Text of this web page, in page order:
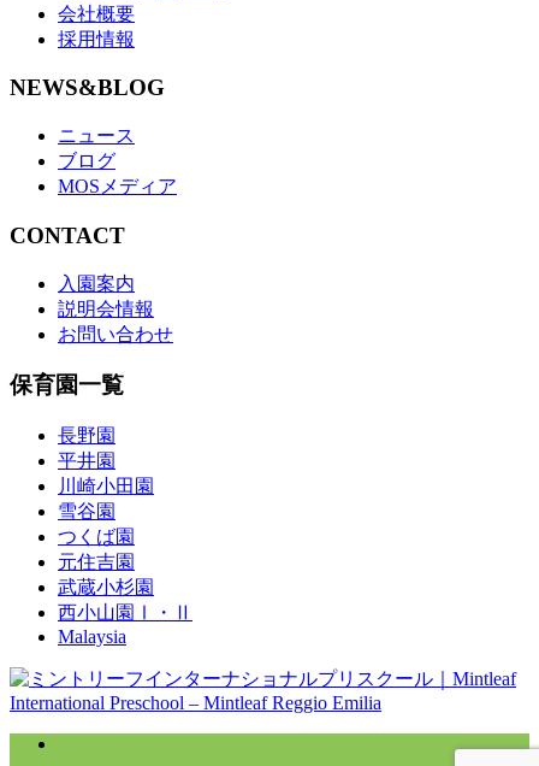
会社概要
採用情報
NEWS&BLOG
ニュース
ブログ
MOSメディア
CONTACT
入園案内
説明会情報
お問い合わせ
保育園一覧
長野園
平井園
川崎小田園
雪谷園
つくば園
元住吉園
武蔵小杉園
西小山園Ⅰ・Ⅱ
Malaysia